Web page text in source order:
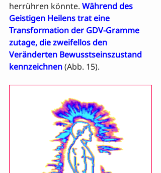
herrühren könnte. Während des
Geistigen Heilens trat eine
Transformation der GDV-Gramme
zutage, die zweifellos den
Veränderten Bewusstseinszustand
kennzeichnen (Abb. 15).